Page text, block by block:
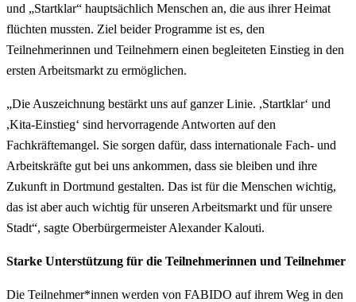
und „Startklar“ hauptsächlich Menschen an, die aus ihrer Heimat
flüchten mussten. Ziel beider Programme ist es, den
Teilnehmerinnen und Teilnehmern einen begleiteten Einstieg in den
ersten Arbeitsmarkt zu ermöglichen.
„Die Auszeichnung bestärkt uns auf ganzer Linie. ,Startklar‘ und
,Kita-Einstieg‘ sind hervorragende Antworten auf den
Fachkräftemangel. Sie sorgen dafür, dass internationale Fach- und
Arbeitskräfte gut bei uns ankommen, dass sie bleiben und ihre
Zukunft in Dortmund gestalten. Das ist für die Menschen wichtig,
das ist aber auch wichtig für unseren Arbeitsmarkt und für unsere
Stadt“, sagte Oberbürgermeister Alexander Kalouti.
Starke Unterstützung für die Teilnehmerinnen und Teilnehmer
Die Teilnehmer*innen werden von FABIDO auf ihrem Weg in den